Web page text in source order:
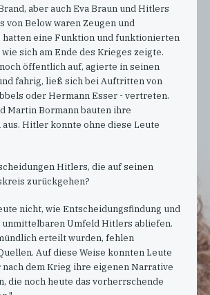
aber auch Eva Braun und Hitlers
von Below waren Zeugen und
hatten eine Funktion und funktionierten
sich am Ende des Krieges zeigte.
öffentlich auf, agierte in seinen
fahrig, ließ sich bei Auftritten von
oder Hermann Esser - vertreten.
Martin Bormann bauten ihre
Hitler konnte ohne diese Leute
Hitlers, die auf seinen
zurückgehen?
nicht, wie Entscheidungsfindung und
unmittelbaren Umfeld Hitlers abliefen.
erteilt wurden, fehlen
Auf diese Weise konnten Leute
dem Krieg ihre eigenen Narrative
die noch heute das vorherrschende